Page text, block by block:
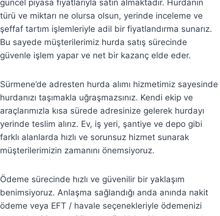
güncel piyasa fiyatlarıyla satın almaktadır. Hurdanın
türü ve miktarı ne olursa olsun, yerinde inceleme ve
şeffaf tartım işlemleriyle adil bir fiyatlandırma sunarız.
Bu sayede müşterilerimiz hurda satış sürecinde
güvenle işlem yapar ve net bir kazanç elde eder.
Sürmene’de adresten hurda alımı hizmetimiz sayesinde
hurdanızı taşımakla uğraşmazsınız. Kendi ekip ve
araçlarımızla kısa sürede adresinize gelerek hurdayı
yerinde teslim alırız. Ev, iş yeri, şantiye ve depo gibi
farklı alanlarda hızlı ve sorunsuz hizmet sunarak
müşterilerimizin zamanını önemsiyoruz.
Ödeme sürecinde hızlı ve güvenilir bir yaklaşım
benimsiyoruz. Anlaşma sağlandığı anda anında nakit
ödeme veya EFT / havale seçenekleriyle ödemenizi